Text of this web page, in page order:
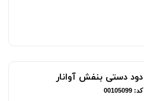
دود دستی بنفش آوانار
کد: 00105099